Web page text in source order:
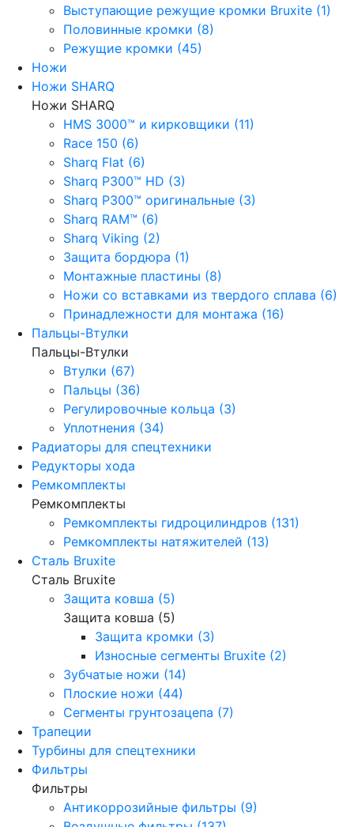
Выступающие режущие кромки Bruxite (1)
Половинные кромки (8)
Режущие кромки (45)
Ножи
Ножи SHARQ
Ножи SHARQ
HMS 3000™ и кирковщики (11)
Race 150 (6)
Sharq Flat (6)
Sharq P300™ HD (3)
Sharq P300™ оригинальные (3)
Sharq RAM™ (6)
Sharq Viking (2)
Защита бордюра (1)
Монтажные пластины (8)
Ножи со вставками из твердого сплава (6)
Принадлежности для монтажа (16)
Пальцы-Втулки
Пальцы-Втулки
Втулки (67)
Пальцы (36)
Регулировочные кольца (3)
Уплотнения (34)
Радиаторы для спецтехники
Редукторы хода
Ремкомплекты
Ремкомплекты
Ремкомплекты гидроцилиндров (131)
Ремкомплекты натяжителей (13)
Сталь Bruxite
Сталь Bruxite
Защита ковша (5)
Защита ковша (5)
Защита кромки (3)
Износные сегменты Bruxite (2)
Зубчатые ножи (14)
Плоские ножи (44)
Сегменты грунтозацепа (7)
Трапеции
Турбины для спецтехники
Фильтры
Фильтры
Антикоррозийные фильтры (9)